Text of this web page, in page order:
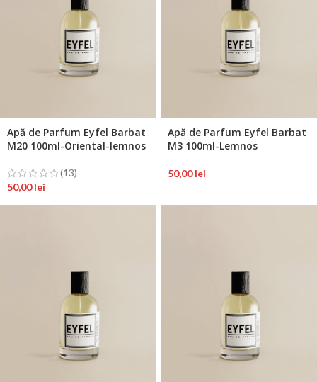
Apă de Parfum Eyfel Barbat
M20 100ml-Oriental-lemnos
(13)
50,00lei
Apă de Parfum Eyfel Barbat
M3 100ml-Lemnos
50,00lei